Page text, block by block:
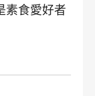
素食愛好者